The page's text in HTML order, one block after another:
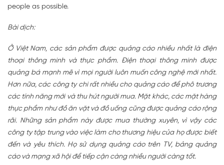
people as possible.
Bài dịch:
Ở Việt Nam, các sản phẩm được quảng cáo nhiều nhất là điện
thoại thông minh và thực phẩm. Điện thoại thông minh được
quảng bá mạnh mẽ vì mọi người luôn muốn công nghệ mới nhất.
Hơn nữa, các công ty chi rất nhiều cho quảng cáo để phô trương
các tính năng mới và thu hút người mua. Mặt khác, các mặt hàng
thực phẩm như đồ ăn vặt và đồ uống cũng được quảng cáo rộng
rãi. Những sản phẩm này được mua thường xuyên, vì vậy các
công ty tập trung vào việc làm cho thương hiệu của họ được biết
đến và yêu thích. Họ sử dụng quảng cáo trên TV, bảng quảng
cáo và mạng xã hội để tiếp cận càng nhiều người càng tốt.